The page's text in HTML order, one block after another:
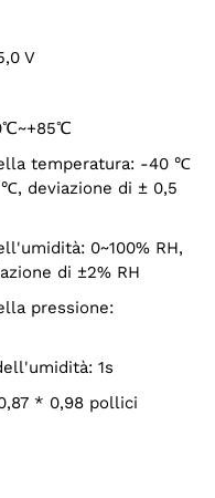
V
deviazione di ± 0,5
di ±2% RH
1s
* 0,98 pollici